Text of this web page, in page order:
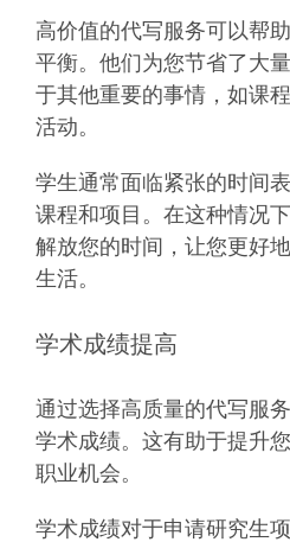
高价值的代写服务可以帮
平衡。他们为您节省了大
于其他重要的事情，如课
活动。
学生通常面临紧张的时间
课程和项目。在这种情况
解放您的时间，让您更好
生活。
学术成绩提高
通过选择高质量的代写服
学术成绩。这有助于提升
职业机会。
学术成绩对于申请研究生